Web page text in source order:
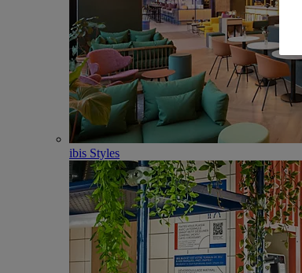
ibis Styles